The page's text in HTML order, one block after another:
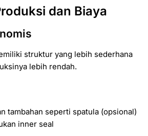
dan Biaya
struktur yang lebih sederhana
lebih rendah.
tambahan seperti spatula (opsional)
inner seal